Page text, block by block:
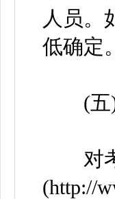
人员。
低确定。
(五)
对考
(http://